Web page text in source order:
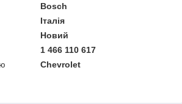
Bosch
Італія
Новий
1 466 110 617
Chevrolet